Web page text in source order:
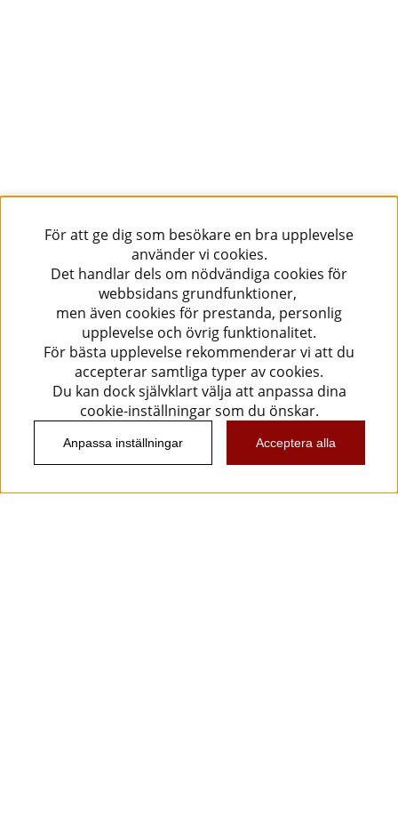
För att ge dig som besökare en bra upplevelse
använder vi cookies.
Det handlar dels om nödvändiga cookies för
webbsidans grundfunktioner,
men även cookies för prestanda, personlig
upplevelse och övrig funktionalitet.
För bästa upplevelse rekommenderar vi att du
accepterar samtliga typer av cookies.
Du kan dock självklart välja att anpassa dina
cookie-inställningar som du önskar.
Anpassa inställningar Acceptera alla